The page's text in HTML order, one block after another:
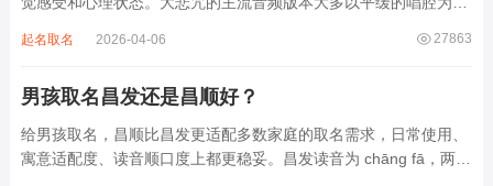
急促的鼓点，这类音频本身具备静心的基础特质。睡前思绪繁杂、
27863
起名取名 2026-04-06
男孩取名昌发还是昌顺好？
给男孩取名，昌顺比昌发更适配多数家庭的取名需求，日常使用、
寓意适配度、读音顺口度上都更稳妥。昌发读音为 chāng fā，两个